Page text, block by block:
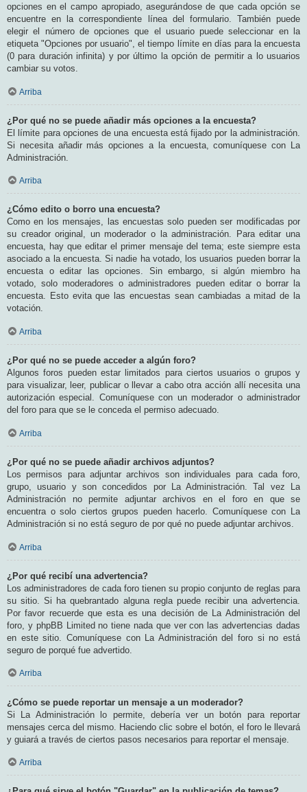
opciones en el campo apropiado, asegurándose de que cada opción se
encuentre en la correspondiente línea del formulario. También puede
elegir el número de opciones que el usuario puede seleccionar en la
etiqueta "Opciones por usuario", el tiempo límite en días para la encuesta
(0 para duración infinita) y por último la opción de permitir a lo usuarios
cambiar su votos.
Arriba
¿Por qué no se puede añadir más opciones a la encuesta?
El límite para opciones de una encuesta está fijado por la administración.
Si necesita añadir más opciones a la encuesta, comuníquese con La
Administración.
Arriba
¿Cómo edito o borro una encuesta?
Como en los mensajes, las encuestas solo pueden ser modificadas por
su creador original, un moderador o la administración. Para editar una
encuesta, hay que editar el primer mensaje del tema; este siempre esta
asociado a la encuesta. Si nadie ha votado, los usuarios pueden borrar la
encuesta o editar las opciones. Sin embargo, si algún miembro ha
votado, solo moderadores o administradores pueden editar o borrar la
encuesta. Esto evita que las encuestas sean cambiadas a mitad de la
votación.
Arriba
¿Por qué no se puede acceder a algún foro?
Algunos foros pueden estar limitados para ciertos usuarios o grupos y
para visualizar, leer, publicar o llevar a cabo otra acción allí necesita una
autorización especial. Comuníquese con un moderador o administrador
del foro para que se le conceda el permiso adecuado.
Arriba
¿Por qué no se puede añadir archivos adjuntos?
Los permisos para adjuntar archivos son individuales para cada foro,
grupo, usuario y son concedidos por La Administración. Tal vez La
Administración no permite adjuntar archivos en el foro en que se
encuentra o solo ciertos grupos pueden hacerlo. Comuníquese con La
Administración si no está seguro de por qué no puede adjuntar archivos.
Arriba
¿Por qué recibí una advertencia?
Los administradores de cada foro tienen su propio conjunto de reglas para
su sitio. Si ha quebrantado alguna regla puede recibir una advertencia.
Por favor recuerde que esta es una decisión de La Administración del
foro, y phpBB Limited no tiene nada que ver con las advertencias dadas
en este sitio. Comuníquese con La Administración del foro si no está
seguro de porqué fue advertido.
Arriba
¿Cómo se puede reportar un mensaje a un moderador?
Si La Administración lo permite, debería ver un botón para reportar
mensajes cerca del mismo. Haciendo clic sobre el botón, el foro le llevará
y guiará a través de ciertos pasos necesarios para reportar el mensaje.
Arriba